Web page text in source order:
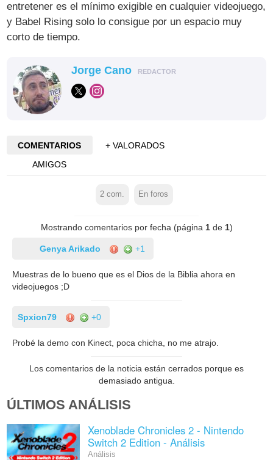
entretener es el mínimo exigible en cualquier videojuego,
y Babel Rising solo lo consigue por un espacio muy
corto de tiempo.
Jorge Cano REDACTOR
COMENTARIOS
+ VALORADOS
AMIGOS
2 com. En foros
Mostrando comentarios por fecha (página 1de 1)
Genya Arikado +1
Muestras de lo bueno que es el Dios de la Biblia ahora en
videojuegos ;D
Spxion79 +0
Probé la demo con Kinect, poca chicha, no me atrajo.
Los comentarios de la noticia están cerrados porque es
demasiado antigua.
ÚLTIMOS ANÁLISIS
Xenoblade Chronicles 2 - Nintendo
Switch 2 Edition - Análisis
Análisis